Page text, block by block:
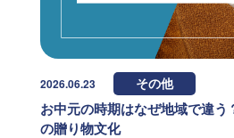
2026.06.23 その他
お中元の時期はなぜ地域で違う
の贈り物文化